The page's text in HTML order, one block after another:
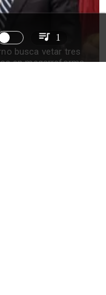
busca vetar tres
en megarreforma
1